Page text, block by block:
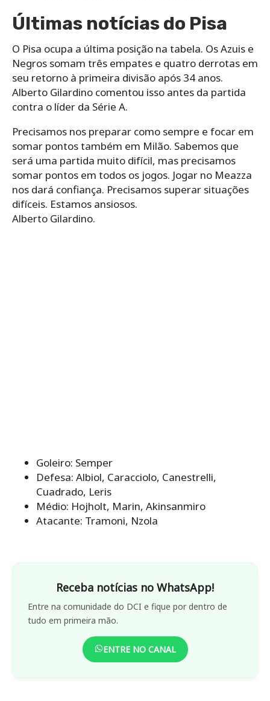
Últimas notícias do Pisa
O Pisa ocupa a última posição na tabela. Os Azuis e
Negros somam três empates e quatro derrotas em
seu retorno à primeira divisão após 34 anos.
Alberto Gilardino comentou isso antes da partida
contra o líder da Série A.
Precisamos nos preparar como sempre e focar em
somar pontos também em Milão. Sabemos que
será uma partida muito difícil, mas precisamos
somar pontos em todos os jogos. Jogar no Meazza
nos dará confiança. Precisamos superar situações
difíceis. Estamos ansiosos.
Alberto Gilardino.
Goleiro: Semper
Defesa: Albiol, Caracciolo, Canestrelli,
Cuadrado, Leris
Médio: Hojholt, Marin, Akinsanmiro
Atacante: Tramoni, Nzola
Receba notícias no WhatsApp!
Entre na comunidade do DCI e fique por dentro de
tudo em primeira mão.
ENTRE NO CANAL